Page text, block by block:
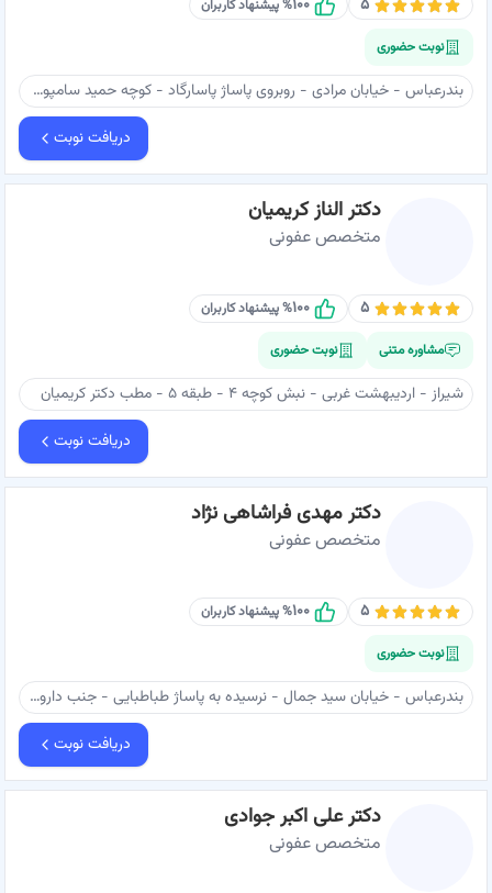
۵ ۱۰۰% پیشنهاد کاربران
نوبت حضوری
بندرعباس - خیابان مرادی - روبروی پاساژ پاسارگاد - کوچه حمید سامپور - ساختمان بها - طبقه ۴ - دکتر درودگر
دریافت نوبت
دکتر الناز کریمیان
متخصص عفونی
۵ ۱۰۰% پیشنهاد کاربران
مشاوره متنی نوبت حضوری
شیراز - اردیبهشت غربی - نبش کوچه ۴ - طبقه ۵ - مطب دکتر کریمیان
دریافت نوبت
دکتر مهدی فراشاهی نژاد
متخصص عفونی
۵ ۱۰۰% پیشنهاد کاربران
نوبت حضوری
بندرعباس - خیابان سید جمال - نرسیده به پاساژ طباطبایی - جنب داروخانه آریا - ساختمان پزشکان محسن - 4 - دکتر فراشاهی نژاد
دریافت نوبت
دکتر علی اکبر جوادی
متخصص عفونی